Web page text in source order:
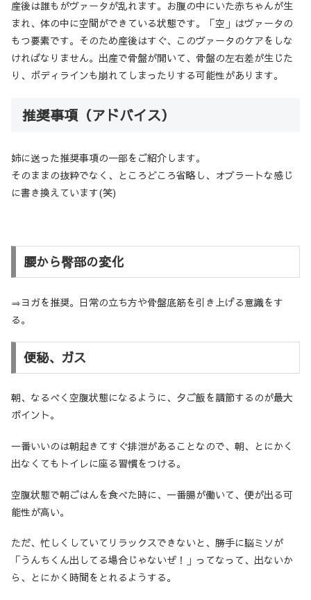
産後は誰もがヴァータが乱れます。お腹の中にいた赤ちゃんが生
まれ、体の中に空間ができている状態です。「空」はヴァータの
もつ要素です。そのため産後はすぐ、このヴァータのケアをしな
ければなりません。出産で骨盤が開いて、骨盤の左右差が生じた
り、ボディラインも崩れてしまったりする可能性があります。
推奨事項（アドバイス）
姉に送った推奨事項の一部をご紹介します。
そのままの抜粋でなく、ところどころ省略し、オブラートな感じ
に書き換えています(笑)
腰から臀部の変化
⇒ヨガを推奨。日常の立ち方や骨盤底筋を引き上げる意識をす
る。
便秘、ガス
朝、なるべく空腹状態になるように、夕ご飯を調節するのが最大
ポイント。
一番いいのは朝起きてすぐ排泄があることなので、朝、とにかく
出なくてもトイレに座る習慣をつける。
空腹状態で朝ごはんを食べた時に、一番腸が働いて、便が出る可
能性が高い。
ただ、忙しくしていてリラックスできないと、勝手に脳ミソが
「うんちくん出してる場合じゃないぜ！」ってなって、出ないか
ら、とにかく時間をとれるようする。